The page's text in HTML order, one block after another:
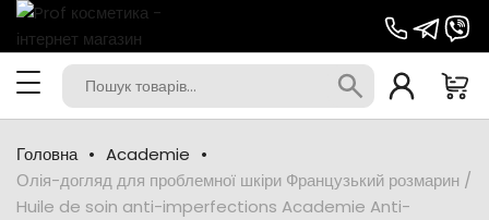
Головна
Academie
Олія-догляд для проблемної шкіри Французький розмарин /
Huile de soin anti-imperfections Academie Anti-